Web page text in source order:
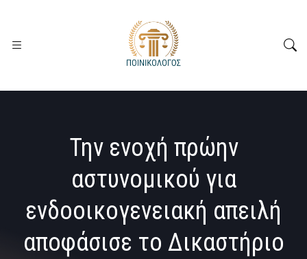
Την ενοχή πρώην
αστυνομικού για
ενδοοικογενειακή απειλή
αποφάσισε το Δικαστήριο